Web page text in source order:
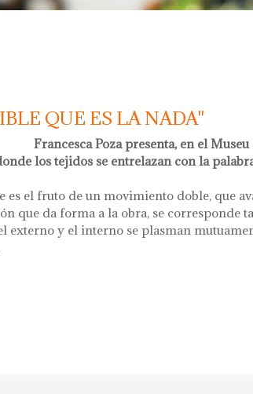
QUE ES LA NADA"
Francesca Poza presenta, en el
los tejidos se entrelazan con la
es el fruto de un movimiento doble, que
que da forma a la obra, se
externo y el interno se plasman
es la nada"